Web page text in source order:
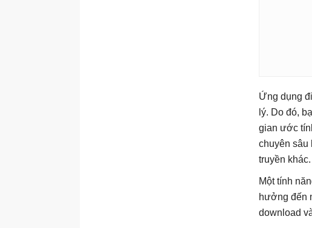
Ứng dụng
lý. Do đó,
gian ước
chuyên sâu
truyền khác.
Một tính
hưởng đến
download